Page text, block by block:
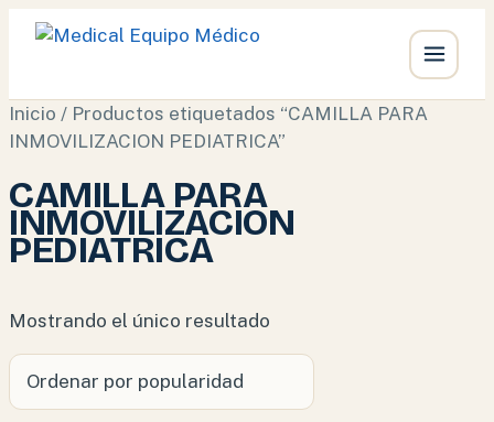
Ir
al
Inicio / Productos etiquetados “CAMILLA PARA
INMOVILIZACION PEDIATRICA”
CAMILLA PARA
INMOVILIZACION
PEDIATRICA
Mostrando el único resultado